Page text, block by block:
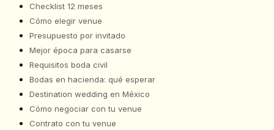
Checklist 12 meses
Cómo elegir venue
Presupuesto por invitado
Mejor época para casarse
Requisitos boda civil
Bodas en hacienda: qué esperar
Destination wedding en México
Cómo negociar con tu venue
Contrato con tu venue